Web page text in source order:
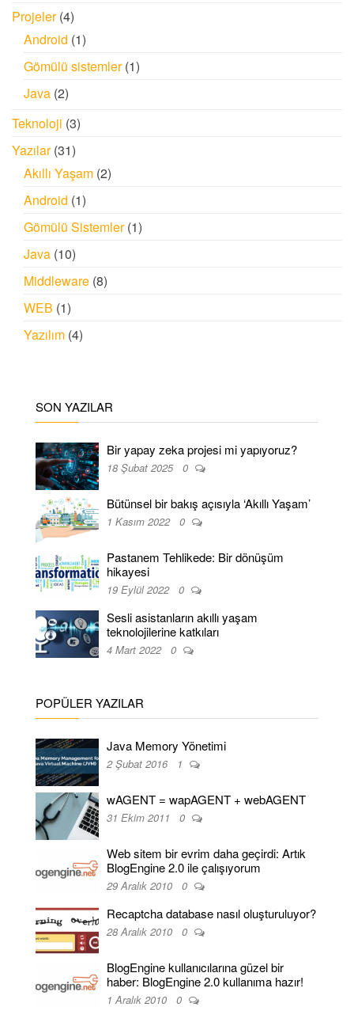
Projeler(4)
Android (1)
Gömülü sistemler(1)
Java (2)
Teknoloji (3)
Yazılar(31)
Akıllı Yaşam (2)
Android (1)
Gömülü Sistemler(1)
Java (10)
Middleware (8)
WEB (1)
Yazılım (4)
SON YAZILAR
Bir yapay zeka projesi mi yapıyoruz?
18 Şubat 2025 0
Bütünsel bir bakış açısıyla ‘Akıllı Yaşam’
1 Kasım 2022 0
Pastanem Tehlikede: Bir dönüşüm
hikayesi
19 Eylül 2022 0
Sesli asistanların akıllı yaşam
teknolojilerine katkıları
4 Mart 2022 0
POPÜLER YAZILAR
Java Memory Yönetimi
2 Şubat 2016 1
wAGENT = wapAGENT + webAGENT
31 Ekim 2011 0
Web sitem bir evrim daha geçirdi: Artık
BlogEngine 2.0 ile çalışıyorum
29 Aralık 2010 0
Recaptcha database nasıl oluşturuluyor?
28 Aralık 2010 0
BlogEngine kullanıcılarına güzel bir
haber: BlogEngine 2.0 kullanıma hazır!
1 Aralık 2010 0